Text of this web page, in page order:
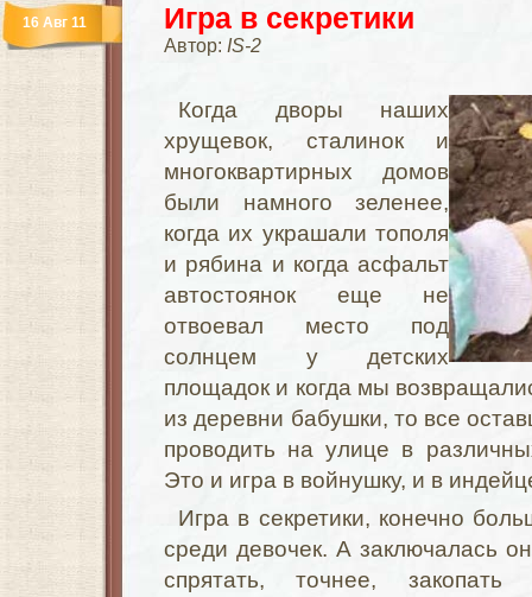
Игра в секретики
Автор: IS-2
16 Авг 11
Когда дворы наших
хрущевок, сталинок и
многоквартирных домов
были намного зеленее,
когда их украшали тополя
и рябина и когда асфальт
автостоянок еще не
отвоевал место под
солнцем у детских
площадок и когда мы
из деревни бабушки, то все
проводить на улице в
Это и игра в войнушку, и в
Игра в секретики, конечно
среди девочек. А заключалась
спрятать, точнее, закопать